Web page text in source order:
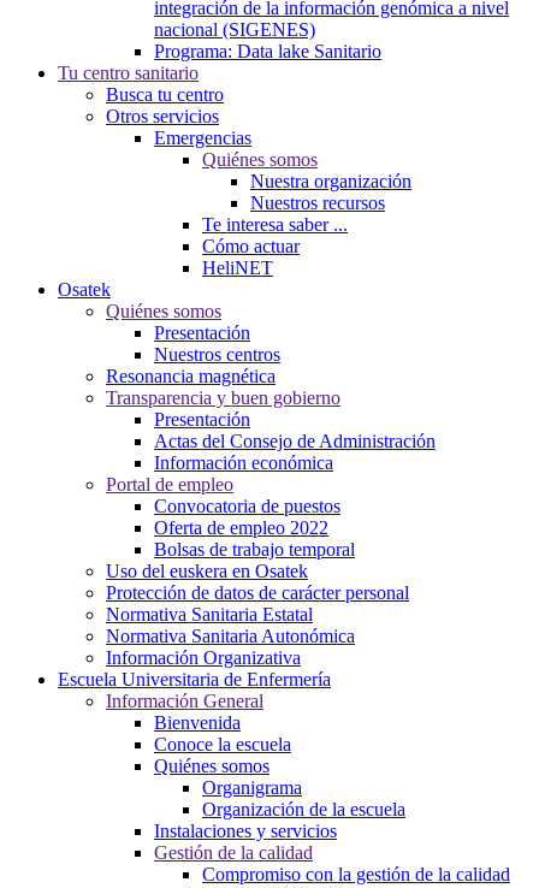
integración de la información genómica a nivel
nacional (SIGENES)
Programa: Data lake Sanitario
Tu centro sanitario
Busca tu centro
Otros servicios
Emergencias
Quiénes somos
Nuestra organización
Nuestros recursos
Te interesa saber ...
Cómo actuar
HeliNET
Osatek
Quiénes somos
Presentación
Nuestros centros
Resonancia magnética
Transparencia y buen gobierno
Presentación
Actas del Consejo de Administración
Información económica
Portal de empleo
Convocatoria de puestos
Oferta de empleo 2022
Bolsas de trabajo temporal
Uso del euskera en Osatek
Protección de datos de carácter personal
Normativa Sanitaria Estatal
Normativa Sanitaria Autonómica
Información Organizativa
Escuela Universitaria de Enfermería
Información General
Bienvenida
Conoce la escuela
Quiénes somos
Organigrama
Organización de la escuela
Instalaciones y servicios
Gestión de la calidad
Compromiso con la gestión de la calidad